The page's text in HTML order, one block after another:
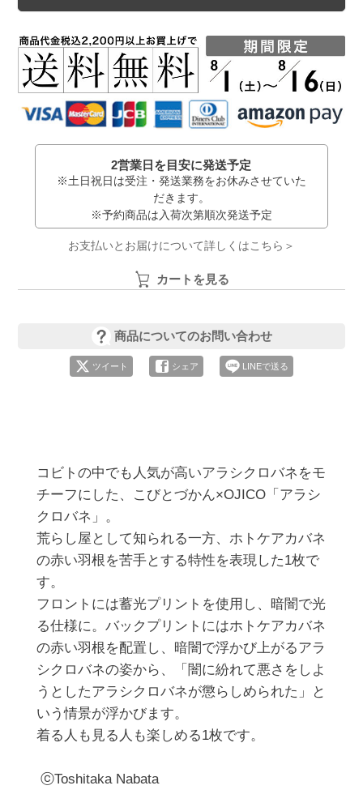
2営業日を目安に発送予定
※土日祝日は受注・発送業務をお休みさせていた
だきます。
※予約商品は入荷次第順次発送予定
お支払いとお届けについて詳しくはこちら＞
カートを見る
商品についてのお問い合わせ
ツイート シェア LINEで送る
コビトの中でも人気が高いアラシクロバネをモ
チーフにした、こびとづかん×OJICO「アラシ
クロバネ」。
荒らし屋として知られる一方、ホトケアカバネ
の赤い羽根を苦手とする特性を表現した1枚で
す。
フロントには蓄光プリントを使用し、暗闇で光
る仕様に。バックプリントにはホトケアカバネ
の赤い羽根を配置し、暗闇で浮かび上がるアラ
シクロバネの姿から、「闇に紛れて悪さをしよ
うとしたアラシクロバネが懲らしめられた」と
いう情景が浮かびます。
着る人も見る人も楽しめる1枚です。
ⓒToshitaka Nabata